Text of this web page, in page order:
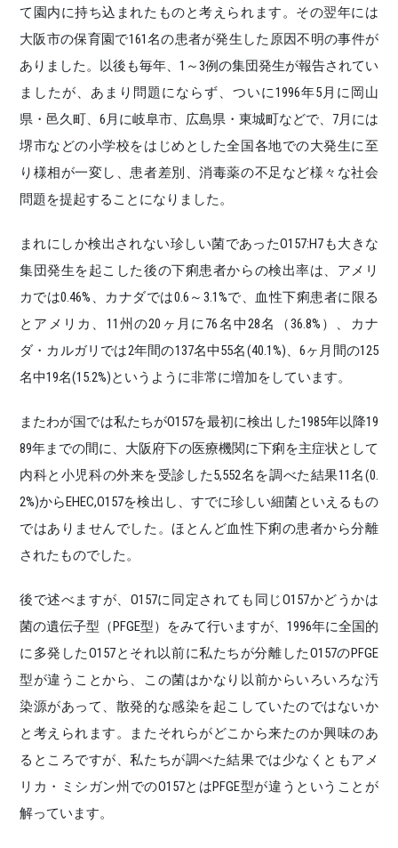
て園内に持ち込まれたものと考えられます。その翌年には
大阪市の保育園で161名の患者が発生した原因不明の事件が
ありました。以後も毎年、1～3例の集団発生が報告されてい
ましたが、あまり問題にならず、ついに1996年5月に岡山
県・邑久町、6月に岐阜市、広島県・東城町などで、7月には
堺市などの小学校をはじめとした全国各地での大発生に至
り様相が一変し、患者差別、消毒薬の不足など様々な社会
問題を提起することになりました。
まれにしか検出されない珍しい菌であったO157:H7も大きな
集団発生を起こした後の下痢患者からの検出率は、アメリ
カでは0.46%、カナダでは0.6～3.1%で、血性下痢患者に限る
とアメリカ、11州の20ヶ月に76名中28名（36.8%）、カナ
ダ・カルガリでは2年間の137名中55名(40.1%)、6ヶ月間の125
名中19名(15.2%)というように非常に増加をしています。
またわが国では私たちがO157を最初に検出した1985年以降19
89年までの間に、大阪府下の医療機関に下痢を主症状として
内科と小児科の外来を受診した5,552名を調べた結果11名(0.
2%)からEHEC,O157を検出し、すでに珍しい細菌といえるもの
ではありませんでした。ほとんど血性下痢の患者から分離
されたものでした。
後で述べますが、O157に同定されても同じO157かどうかは
菌の遺伝子型（PFGE型）をみて行いますが、1996年に全国的
に多発したO157とそれ以前に私たちが分離したO157のPFGE
型が違うことから、この菌はかなり以前からいろいろな汚
染源があって、散発的な感染を起こしていたのではないか
と考えられます。またそれらがどこから来たのか興味のあ
るところですが、私たちが調べた結果では少なくともアメ
リカ・ミシガン州でのO157とはPFGE型が違うということが
解っています。